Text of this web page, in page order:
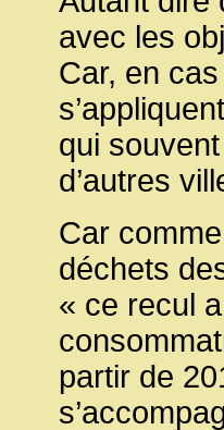
avec les
Car, en
qui
d’autres
Car
déchets
« ce recul
partir de